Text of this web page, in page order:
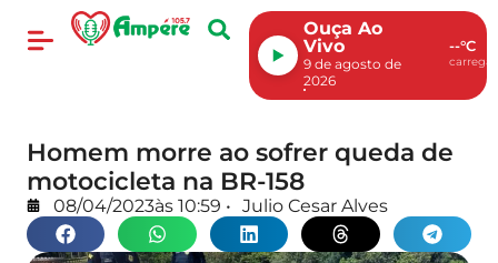
Ouça Ao
Vivo
9 de agosto de
2026
--°C
Homem morre ao sofrer queda de
motocicleta na BR-158
08/04/2023às 10:59 • Julio Cesar Alves